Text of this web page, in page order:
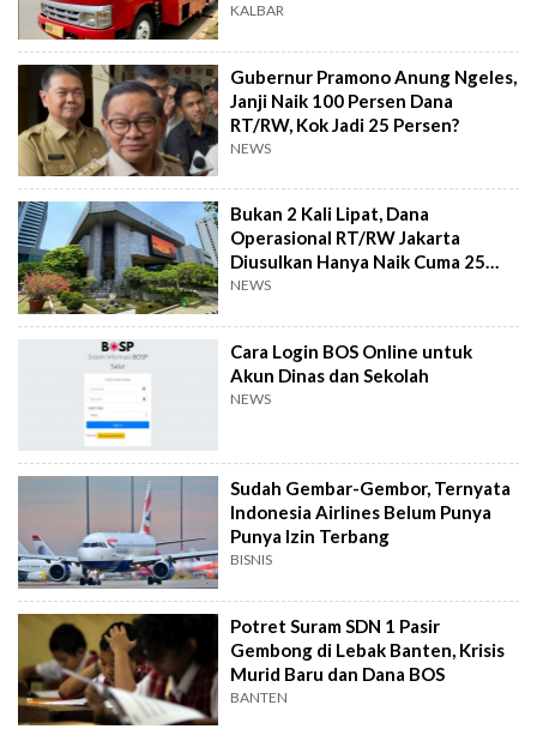
KALBAR
Gubernur Pramono Anung Ngeles,
Janji Naik 100 Persen Dana
RT/RW, Kok Jadi 25 Persen?
NEWS
Bukan 2 Kali Lipat, Dana
Operasional RT/RW Jakarta
Diusulkan Hanya Naik Cuma 25
Persen
NEWS
Cara Login BOS Online untuk
Akun Dinas dan Sekolah
NEWS
Sudah Gembar-Gembor, Ternyata
Indonesia Airlines Belum Punya
Punya Izin Terbang
BISNIS
Potret Suram SDN 1 Pasir
Gembong di Lebak Banten, Krisis
Murid Baru dan Dana BOS
BANTEN